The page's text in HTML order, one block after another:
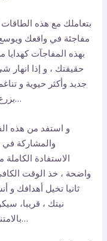
بتعاملك مع هذه الطاقات
مفاجئة في واقعك
بهذه المفاجآت
حقيقتك ، و إذا انهار
جديد وأكثر حيوية و
بزرع بذور النوايا و تعزيز روابطك الكونية معها…
و استفد من هذه
والمشاركة في
الاستفادة
واضحة ، خذ الوقت
ثانيا تخيل أهدافك
نيتك ، قريبا،
بالامتنان، سترى المعجزات موجودة في واقعك…